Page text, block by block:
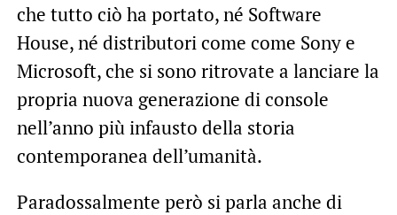
che tutto ciò ha portato, né Software
House, né distributori come come Sony e
Microsoft, che si sono ritrovate a lanciare la
propria nuova generazione di console
nell’anno più infausto della storia
contemporanea dell’umanità.
Paradossalmente però si parla anche di